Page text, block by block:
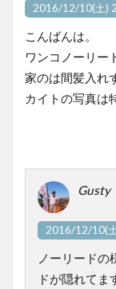
2016/12/10(土)
こんばんは。
ワンコノーリー
家のは間髪入れ
カイトの写真は
Gusty
2016/12/10(
ノーリードの
ドが隠れてま